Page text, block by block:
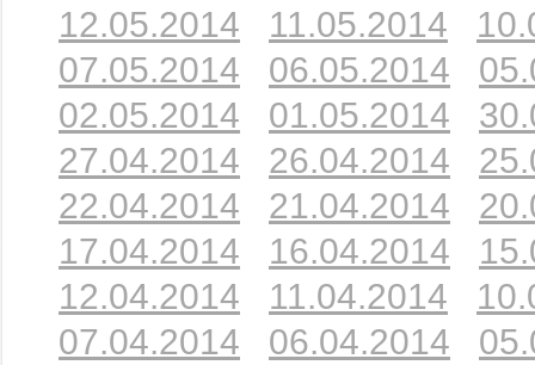
12.05.2014
11.05.2014
07.05.2014
06.05.2014
02.05.2014
01.05.2014
27.04.2014
26.04.2014
22.04.2014
21.04.2014
17.04.2014
16.04.2014
12.04.2014
11.04.2014
07.04.2014
06.04.2014